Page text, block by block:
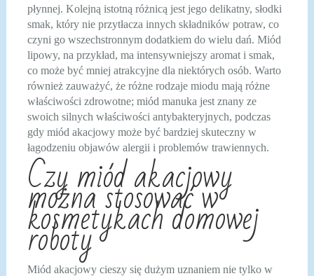
płynnej. Kolejną istotną różnicą jest jego delikatny, słodki
smak, który nie przytłacza innych składników potraw, co
czyni go wszechstronnym dodatkiem do wielu dań. Miód
lipowy, na przykład, ma intensywniejszy aromat i smak,
co może być mniej atrakcyjne dla niektórych osób. Warto
również zauważyć, że różne rodzaje miodu mają różne
właściwości zdrowotne; miód manuka jest znany ze
swoich silnych właściwości antybakteryjnych, podczas
gdy miód akacjowy może być bardziej skuteczny w
łagodzeniu objawów alergii i problemów trawiennych.
Czy miód akacjowy
można stosować w
kosmetykach domowej
roboty
Miód akacjowy cieszy się dużym uznaniem nie tylko w